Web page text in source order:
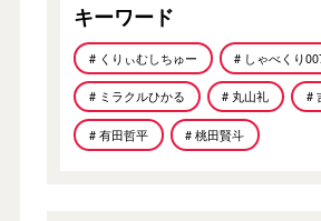
キーワード
# くりぃむしちゅー # しゃべくり
# ミラクルひかる # 丸山礼 #
# 有田哲平 # 桃田賢斗